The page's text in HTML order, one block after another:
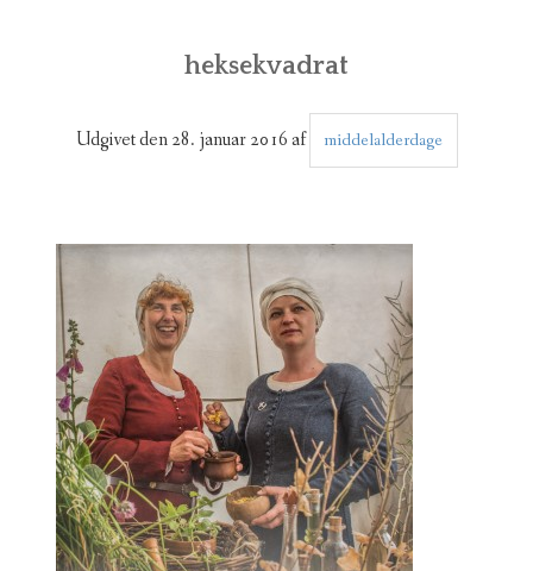
[:DA]GRUPPER OG DELTAGERE[:EN]GROUPS[:]
[:DA]DANSK[:EN]ENGLISHLANGUAGE
MENU[:DE]DEUTSCH[:]
heksekvadrat
Udgivet den28. januar 2016af middelalderdage